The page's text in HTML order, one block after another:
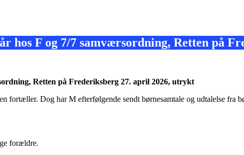
hos F og 7/7 samværsordning, Retten på
Retten på Frederiksberg 27. april 2026, utrykt
fortæller. Dog har M efterfølgende sendt børnesamtale og udtalelse fra
forældre.